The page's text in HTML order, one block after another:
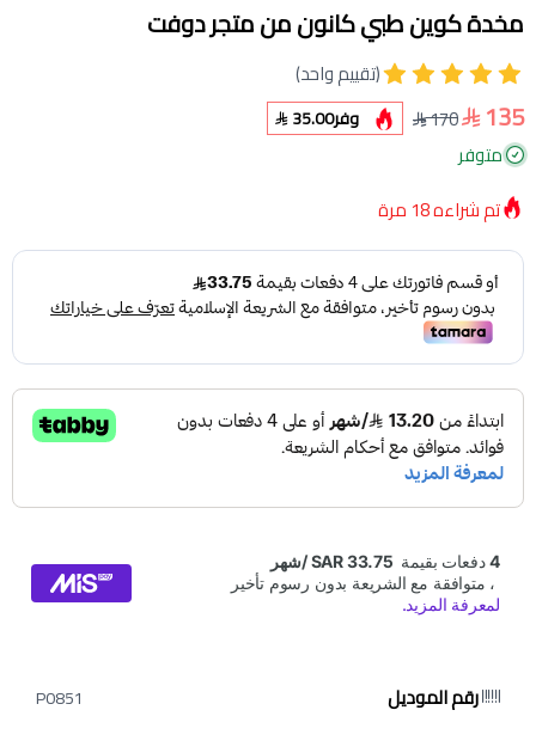
مخدة كوين طبي كانون من متجر دوفت
(تقييم واحد)
135
170 وفر35.00
متوفر
تم شراءه18 مرة
رقم الموديل P0851